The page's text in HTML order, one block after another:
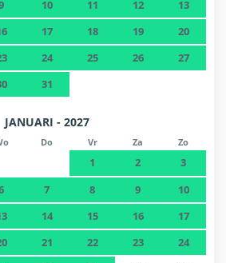
10 11 12
13
17 18 19
20
24 25 26
27
31
JANUARI - 2027
Do Vr Za Zo
1 2
3
7 8 9
10
14 15 16
17
21 22 23
24